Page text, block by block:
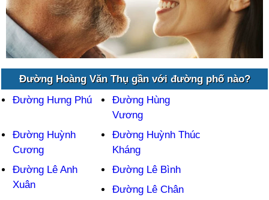
Đường Hoàng Văn Thụ gần với đường phố nào?
Đường Hưng Phú
Đường Hùng
Vương
Đường Huỳnh
Cương
Đường Huỳnh Thúc
Kháng
Đường Lê Anh
Xuân
Đường Lê Bình
Đường Lê Chân